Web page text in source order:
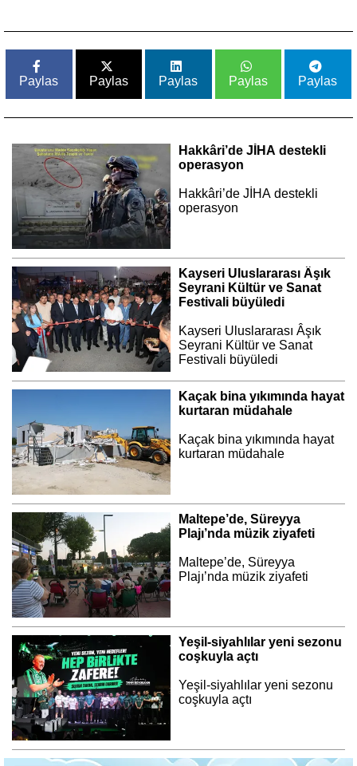
Paylas Paylas Paylas Paylas Paylas
Hakkâri’de JİHA destekli
operasyon
Hakkâri’de JİHA destekli
operasyon
Kayseri Uluslararası Âşık
Seyrani Kültür ve Sanat
Festivali büyüledi
Kayseri Uluslararası Âşık
Seyrani Kültür ve Sanat
Festivali büyüledi
Kaçak bina yıkımında hayat
kurtaran müdahale
Kaçak bina yıkımında hayat
kurtaran müdahale
Maltepe’de, Süreyya
Plajı’nda müzik ziyafeti
Maltepe’de, Süreyya
Plajı’nda müzik ziyafeti
Yeşil-siyahlılar yeni sezonu
coşkuyla açtı
Yeşil-siyahlılar yeni sezonu
coşkuyla açtı